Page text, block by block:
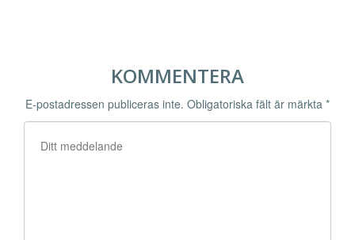
KOMMENTERA
E-postadressen publiceras inte. Obligatoriska fält är märkta *